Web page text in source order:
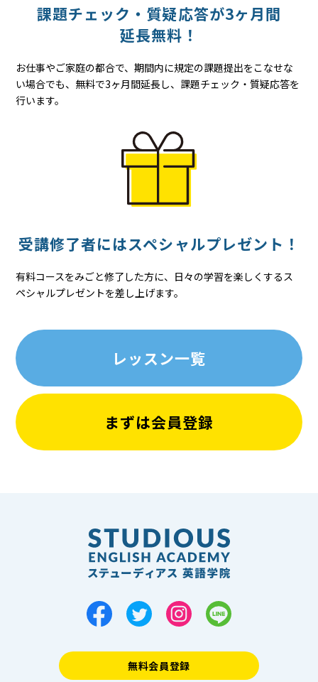
課題チェック・質疑応答が3ヶ月間
延長無料！
お仕事やご家庭の都合で、期間内に規定の課題提出をこなせな
い場合でも、無料で3ヶ月間延長し、課題チェック・質疑応答を
行います。
受講修了者にはスペシャルプレゼント！
有料コースをみごと修了した方に、日々の学習を楽しくするス
ペシャルプレゼントを差し上げます。
レッスン一覧
まずは会員登録
無料会員登録